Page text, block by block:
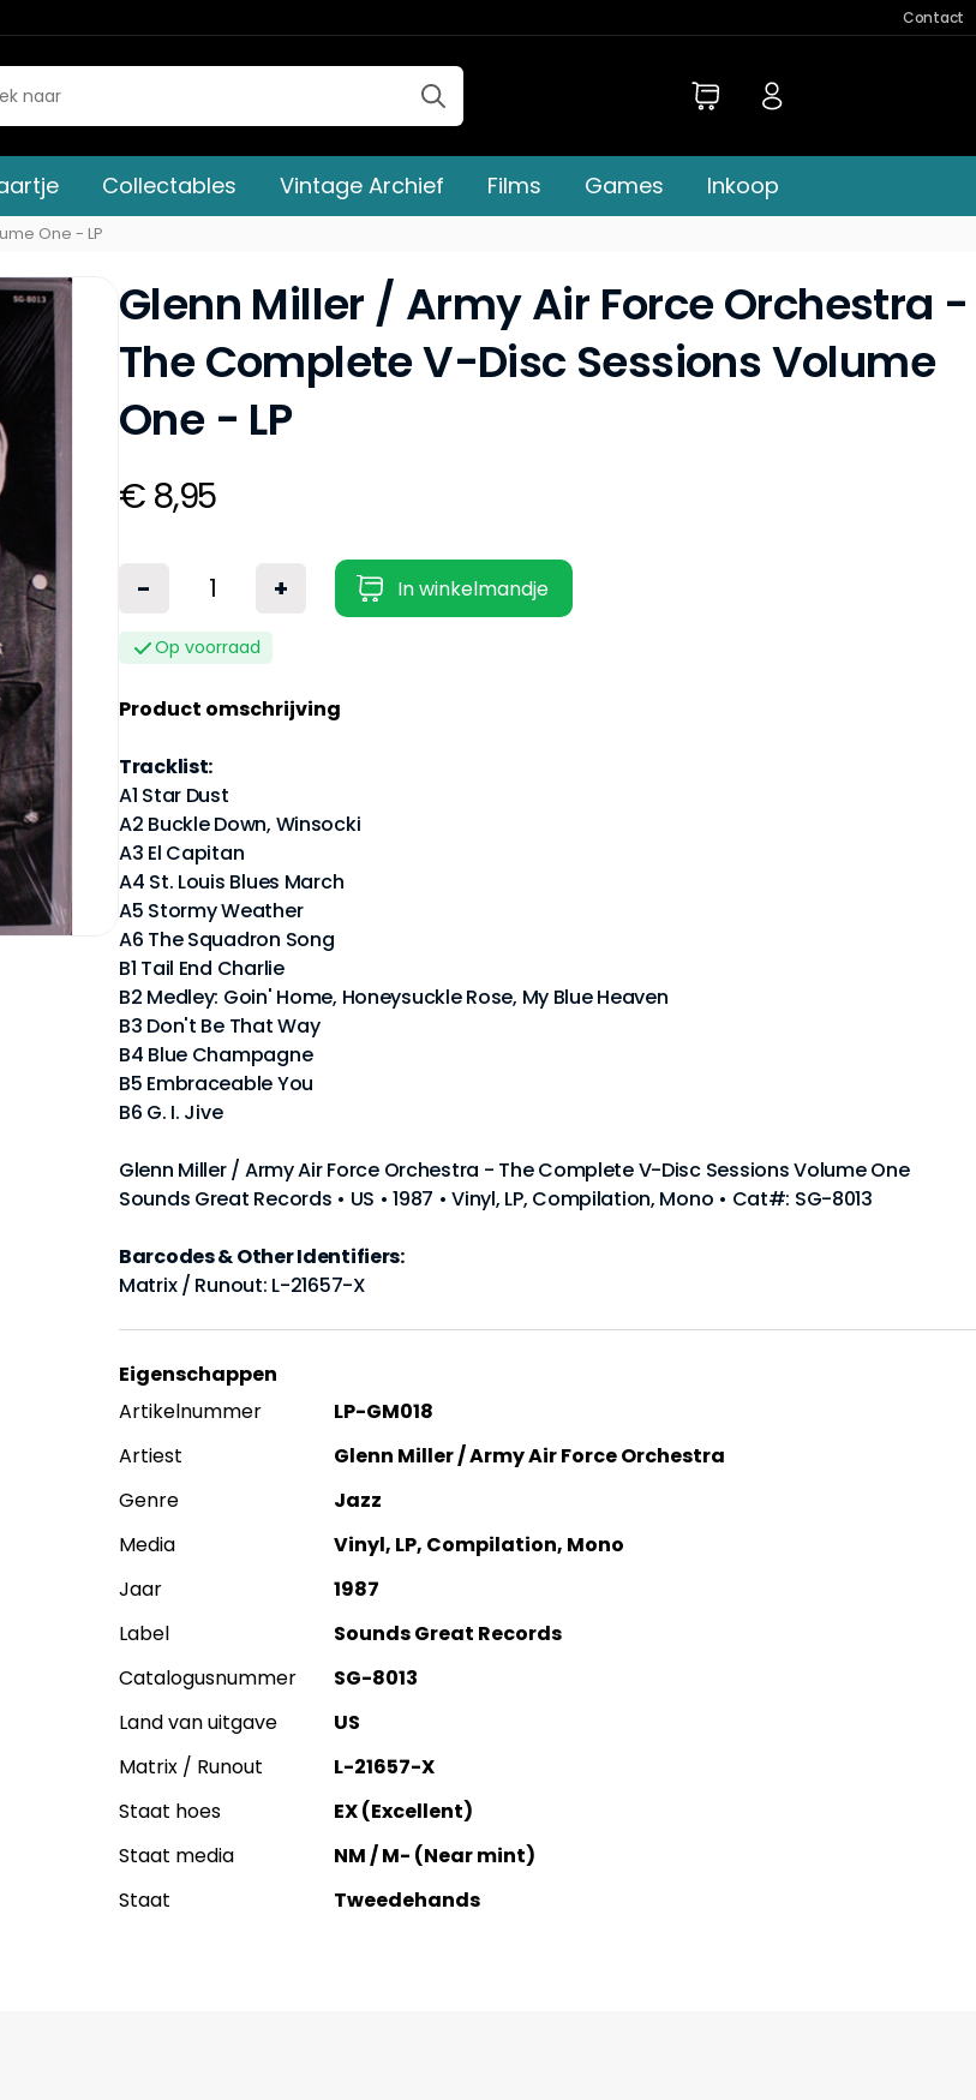
Contact
Collectables Vintage Archief Films Games Inkoop
One - LP
Glenn Miller / Army Air Force Orchestra -
The Complete V-Disc Sessions Volume
One - LP
€ 8,95
- + In winkelmandje
Op voorraad
Product omschrijving
Tracklist:
A1 Star Dust
A2 Buckle Down, Winsocki
A3 El Capitan
A4 St. Louis Blues March
A5 Stormy Weather
A6 The Squadron Song
B1 Tail End Charlie
B2 Medley: Goin' Home, Honeysuckle Rose, My Blue Heaven
B3 Don't Be That Way
B4 Blue Champagne
B5 Embraceable You
B6 G. I. Jive
Glenn Miller / Army Air Force Orchestra - The Complete V-Disc Sessions Volume One
Sounds Great Records • US • 1987 • Vinyl, LP, Compilation, Mono • Cat#: SG-8013
Barcodes & Other Identifiers:
Matrix / Runout: L-21657-X
Eigenschappen
Artikelnummer
LP-GM018
Artiest
Glenn Miller / Army Air Force Orchestra
Genre
Jazz
Media
Vinyl, LP, Compilation, Mono
Jaar
1987
Label
Sounds Great Records
Catalogusnummer
SG-8013
Land van uitgave
US
Matrix / Runout
L-21657-X
Staat hoes
EX (Excellent)
Staat media
NM / M- (Near mint)
Staat
Tweedehands